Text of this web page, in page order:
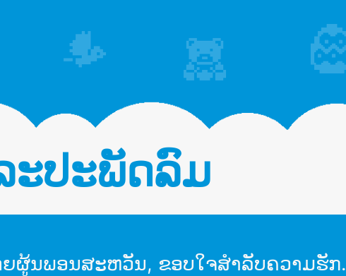
ະປະພັດລົມ
ຜູ້ນພອນສະຫວັນ, ຂອບໃຈສໍາລັບຄວາມຮັກ.